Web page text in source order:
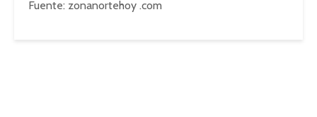
Fuente: zonanortehoy .com